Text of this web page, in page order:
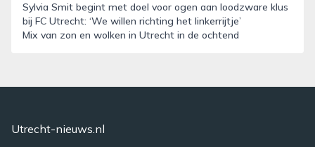
Sylvia Smit begint met doel voor ogen aan loodzware klus
bij FC Utrecht: ‘We willen richting het linkerrijtje’
Mix van zon en wolken in Utrecht in de ochtend
Utrecht-nieuws.nl